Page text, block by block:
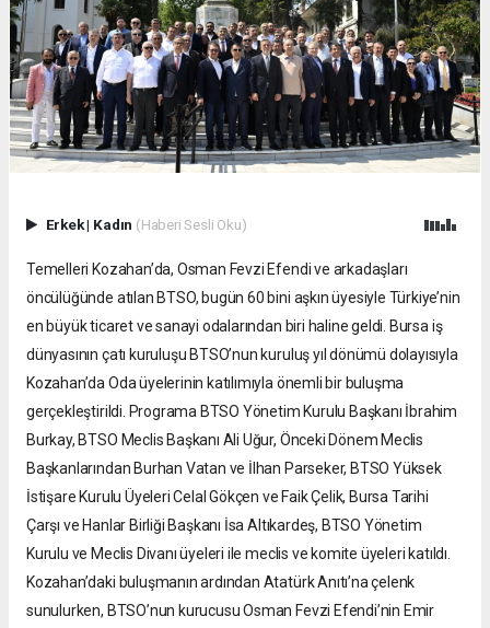
Erkek| Kadın (Haberi Sesli Oku)
Temelleri Kozahan’da, Osman Fevzi Efendi ve arkadaşları
öncülüğünde atılan BTSO, bugün 60 bini aşkın üyesiyle Türkiye’nin
en büyük ticaret ve sanayi odalarından biri haline geldi. Bursa iş
dünyasının çatı kuruluşu BTSO’nun kuruluş yıl dönümü dolayısıyla
Kozahan’da Oda üyelerinin katılımıyla önemli bir buluşma
gerçekleştirildi. Programa BTSO Yönetim Kurulu Başkanı İbrahim
Burkay, BTSO Meclis Başkanı Ali Uğur, Önceki Dönem Meclis
Başkanlarından Burhan Vatan ve İlhan Parseker, BTSO Yüksek
İstişare Kurulu Üyeleri Celal Gökçen ve Faik Çelik, Bursa Tarihi
Çarşı ve Hanlar Birliği Başkanı İsa Altıkardeş, BTSO Yönetim
Kurulu ve Meclis Divanı üyeleri ile meclis ve komite üyeleri katıldı.
Kozahan’daki buluşmanın ardından Atatürk Anıtı’na çelenk
sunulurken, BTSO’nun kurucusu Osman Fevzi Efendi’nin Emir